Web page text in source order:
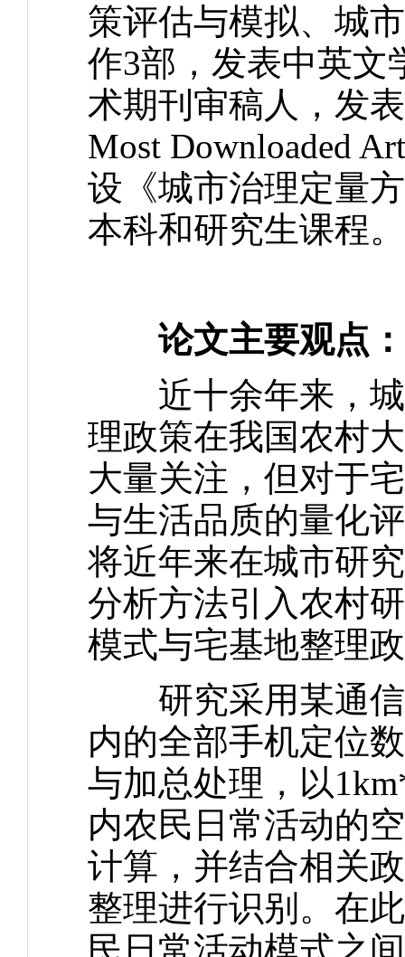
策评估与模拟、城
作3部，发表中英文
术期刊审稿人，发
Most Downloaded
设《城市治理定量
本科和研究生课程。
论文主要观点：
近十余年来，城
理政策在我国农村
大量关注，但对于
与生活品质的量化
将近年来在城市研
分析方法引入农村
模式与宅基地整理
研究采用某通信
内的全部手机定位
与加总处理，以
内农民日常活动的
计算，并结合相关
整理进行识别。在